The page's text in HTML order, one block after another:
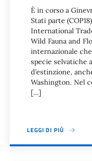
È in corso a
Stati parte
International
Wild Fauna and
internazionale
specie selvatiche
d’estinzione,
Washington. Nel
[…]
LEGGI DI PIÙ